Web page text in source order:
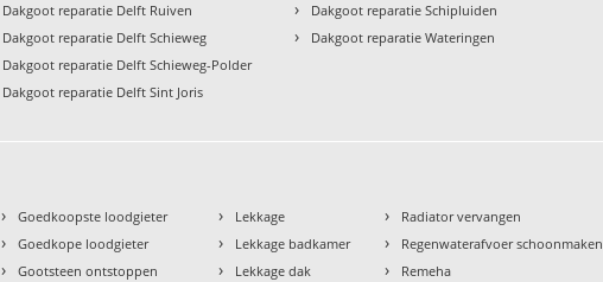
Dakgoot reparatie Delft Ruiven
Dakgoot reparatie Delft Schieweg
Dakgoot reparatie Delft Schieweg-Polder
Dakgoot reparatie Delft Sint Joris
› Dakgoot reparatie Schipluiden
› Dakgoot reparatie Wateringen
› Goedkoopste loodgieter
› Goedkope loodgieter
› Gootsteen ontstoppen
› Lekkage
› Lekkage badkamer
› Lekkage dak
› Radiator vervangen
› Regenwaterafvoer schoonmaken
› Remeha